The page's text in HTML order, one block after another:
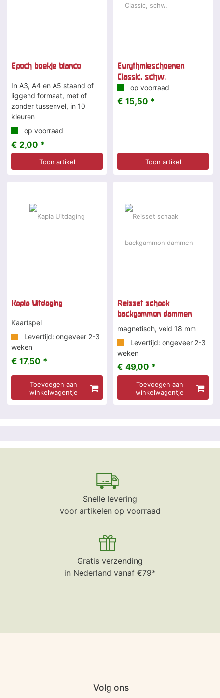
Epoch boekje blanco
In A3, A4 en A5 staand of
liggend formaat, met of
zonder tussenvel, in 10
kleuren
op voorraad
€ 2,00 *
Toon artikel
Eurythmieschoenen
Classic, schw.
op voorraad
€ 15,50 *
Toon artikel
Kapla Uitdaging
Kaartspel
Levertijd: ongeveer 2-3
weken
€ 17,50 *
Toevoegen aan
winkelwagentje
Reisset schaak
backgammon dammen
magnetisch, veld 18 mm
Levertijd: ongeveer 2-3
weken
€ 49,00 *
Toevoegen aan
winkelwagentje
Snelle levering
voor artikelen op voorraad
Gratis verzending
in Nederland vanaf €79*
Volg ons